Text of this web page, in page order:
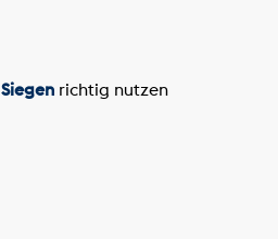
Siegenrichtig nutzen